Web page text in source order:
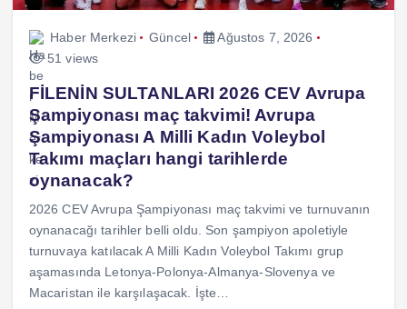
Haber Merkezi Güncel
Ağustos 7, 2026
51 views
FİLENİN SULTANLARI 2026 CEV Avrupa
Şampiyonası maç takvimi! Avrupa
Şampiyonası A Milli Kadın Voleybol
Takımı maçları hangi tarihlerde
oynanacak?
2026 CEV Avrupa Şampiyonası maç takvimi ve turnuvanın
oynanacağı tarihler belli oldu. Son şampiyon apoletiyle
turnuvaya katılacak A Milli Kadın Voleybol Takımı grup
aşamasında Letonya-Polonya-Almanya-Slovenya ve
Macaristan ile karşılaşacak. İşte…